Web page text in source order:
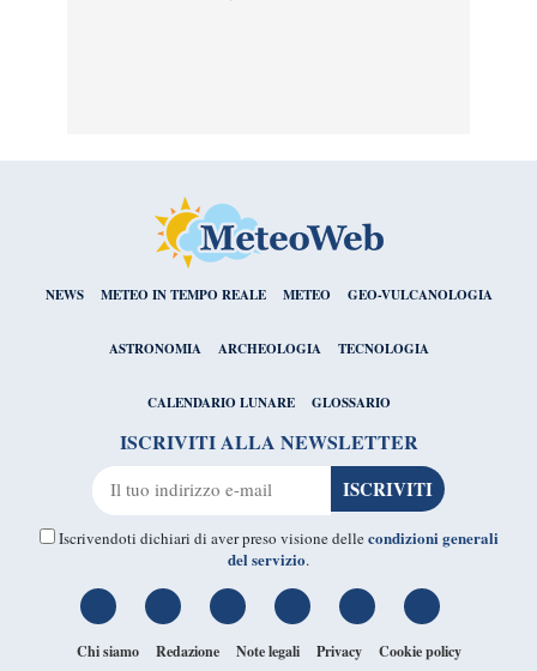
NEWS METEO IN TEMPO REALE METEO GEO-VULCANOLOGIA
ASTRONOMIA ARCHEOLOGIA TECNOLOGIA
CALENDARIO LUNARE GLOSSARIO
ISCRIVITI ALLA NEWSLETTER
Iscrivendoti dichiari di aver preso visione dellecondizioni generali
del servizio.
Chi siamo Redazione Note legali Privacy Cookie policy